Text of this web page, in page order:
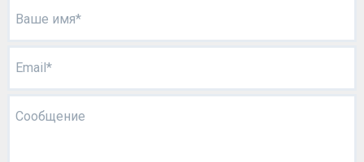
Ваше имя*
Email*
Сообщение